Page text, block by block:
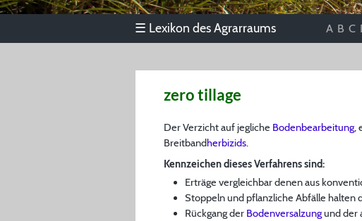
☰ Lexikon des Agrarraums A B C
zero tillage
Der Verzicht auf jegliche Bodenbearbeitung,
Breitbandherbizids.
Kennzeichen dieses Verfahrens sind:
Erträge vergleichbar denen aus
Stoppeln und pflanzliche Abfälle halten
Rückgang der Bodenversalzungund der